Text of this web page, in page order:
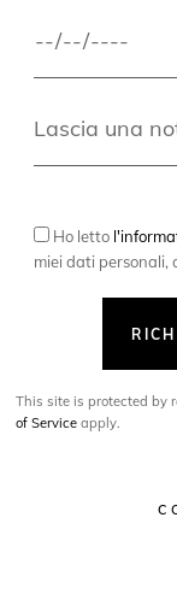
Ho letto
miei dati personali,
This site is protected by
of Service apply.